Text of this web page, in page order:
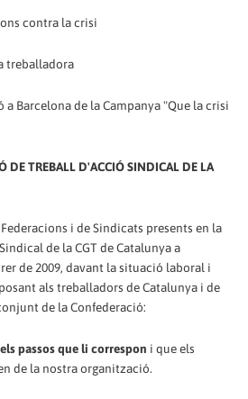
contra la crisi
treballadora
a Barcelona de la Campanya "Que la crisi
DE TREBALL D'ACCIÓ SINDICAL DE LA
i de Sindicats presents en la
de la CGT de Catalunya a
de 2009, davant la situació laboral i
als treballadors de Catalunya i de
de la Confederació:
passos que li correspon i que els
de la nostra organització.